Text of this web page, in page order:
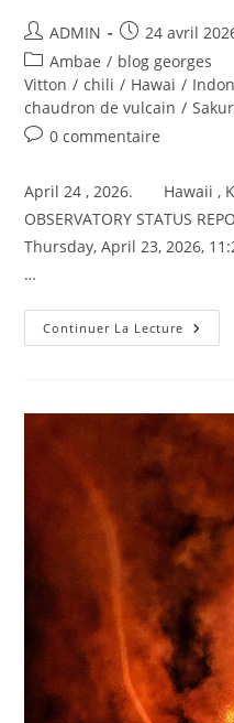
Auteur/autrice
de
la
publication :
ADMIN
Publication
publiée :
24 avril
Post
category:
Ambae / blog georges
Vitton / chili / Hawai /
chaudron de vulcain /
Commentaires
publication :
0 commentaire
April 24 , 2026. Hawaii ,
OBSERVATORY STATUS
Thursday, April 23, 2026,
…
Continuer La Lecture April
24,
,
Japan
,
Chile
:
Lascar
,
:
.